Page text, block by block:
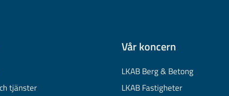
tjänster
Vår koncern
LKAB Berg & Betong
LKAB Fastigheter